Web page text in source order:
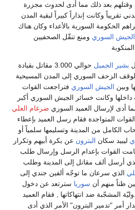
50 سيدة وقتلهم بعد ذلك مما أدى لحدوث مجزرة
تقريباً وكانت إنذاراً كبيراً لبقية المدن
الحكومة السورية بالأعداء وكان هناك
الجيش السوري ومنع تنقّل الصحفيين
بشير الجميل حوالي 3.000 مقاتل بقيادة
لوقف الزحف السوري إلى المدن المسيحية
وبين الجيش السوري فتراجعت القوات
وكانت خسائر الجيش السوري أكبر
أدى لإرسال العميد السوري ضرغام العلي
المتواجدة فقام رسل العميد بإعطاء
الكامل من المدينة وتسليمها سلمياً أو
ليبيد سكان البترون عن بكرة أبيهم وتكرار
القوات بإعدام الرسل وإرسال طلب
أرسل ألف مقاتل إلى المدينة وطلب
الذي سرعان ما توجّه ألفين جندي إلى
ظناً منهم أن سوريا سترتعد عن دخول
المشجّبة ضد انتهاكاتها , فقام العميد
أمر "تدمير البترون" الأمر الذي أدى